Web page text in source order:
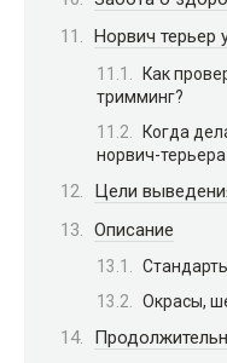
Норвич терьер
Как
тримминг?
Когда
норвич-
Цели
Описание
Окрасы,